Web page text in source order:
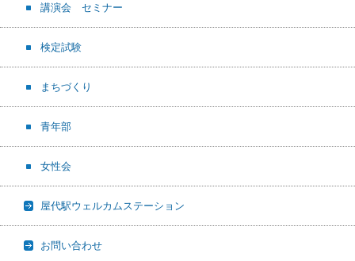
講演会 セミナー
検定試験
まちづくり
青年部
女性会
屋代駅ウェルカムステーション
お問い合わせ